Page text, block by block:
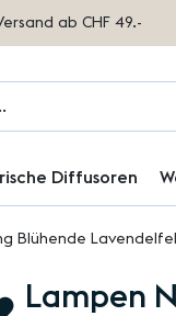
ab CHF 49.-
Diffusoren
Blühende
ZURLampen